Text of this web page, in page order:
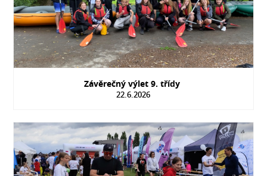
Závěrečný výlet 9. třídy
22.6.2026